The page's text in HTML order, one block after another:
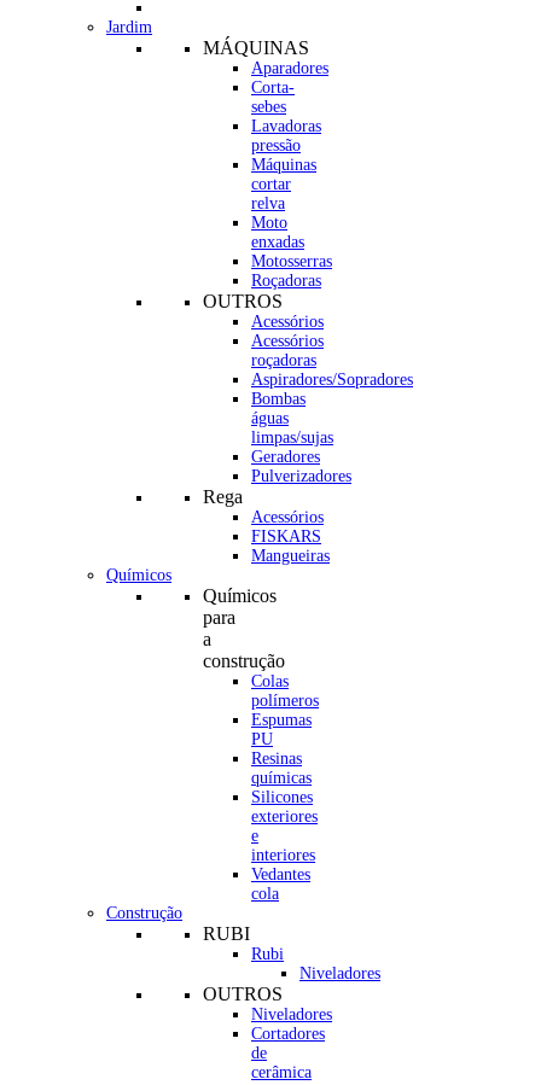
Jardim
MÁQUINAS
Aparadores
Corta-
sebes
Lavadoras
pressão
Máquinas
cortar
relva
Moto
enxadas
Motosserras
Roçadoras
OUTROS
Acessórios
Acessórios
roçadoras
Aspiradores/Sopradores
Bombas
águas
limpas/sujas
Geradores
Pulverizadores
Rega
Acessórios
FISKARS
Mangueiras
Químicos
Químicos
para
a
construção
Colas
polímeros
Espumas
PU
Resinas
químicas
Silicones
exteriores
e
interiores
Vedantes
cola
Construção
RUBI
Rubi
Niveladores
OUTROS
Niveladores
Cortadores
de
cerâmica